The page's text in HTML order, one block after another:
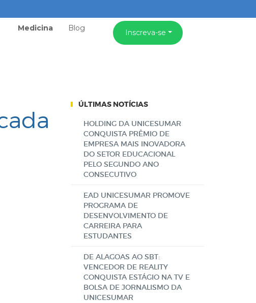
Medicina Blog Inscreva-se
ÚLTIMAS NOTÍCIAS
HOLDING DA UNICESUMAR
CONQUISTA PRÊMIO DE
EMPRESA MAIS INOVADORA
DO SETOR EDUCACIONAL
PELO SEGUNDO ANO
CONSECUTIVO
EAD UNICESUMAR PROMOVE
PROGRAMA DE
DESENVOLVIMENTO DE
CARREIRA PARA
ESTUDANTES
DE ALAGOAS AO SBT:
VENCEDOR DE REALITY
CONQUISTA ESTÁGIO NA TV E
BOLSA DE JORNALISMO DA
UNICESUMAR